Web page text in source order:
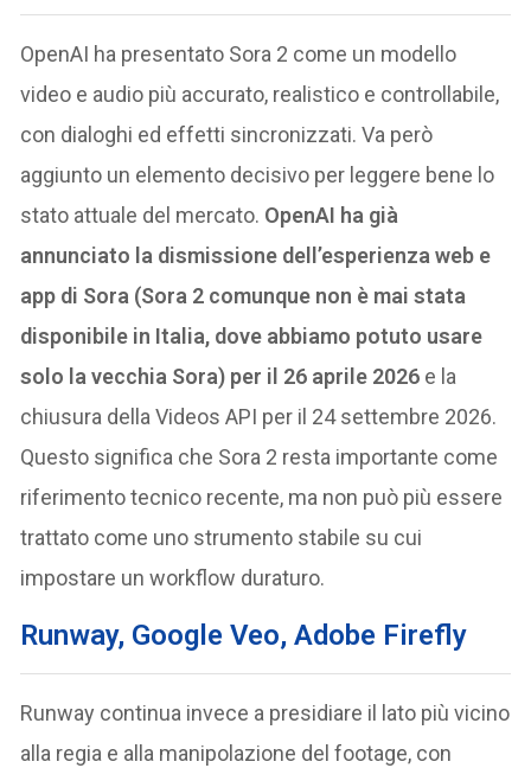
OpenAI ha presentato Sora 2 come un modello
video e audio più accurato, realistico e controllabile,
con dialoghi ed effetti sincronizzati. Va però
aggiunto un elemento decisivo per leggere bene lo
stato attuale del mercato. OpenAI ha già
annunciato la dismissione dell’esperienza web e
app di Sora (Sora 2 comunque non è mai stata
disponibile in Italia, dove abbiamo potuto usare
solo la vecchia Sora) per il 26 aprile 2026 e la
chiusura della Videos API per il 24 settembre 2026.
Questo significa che Sora 2 resta importante come
riferimento tecnico recente, ma non può più essere
trattato come uno strumento stabile su cui
impostare un workflow duraturo.
Runway, Google Veo, Adobe Firefly
Runway continua invece a presidiare il lato più vicino
alla regia e alla manipolazione del footage, con